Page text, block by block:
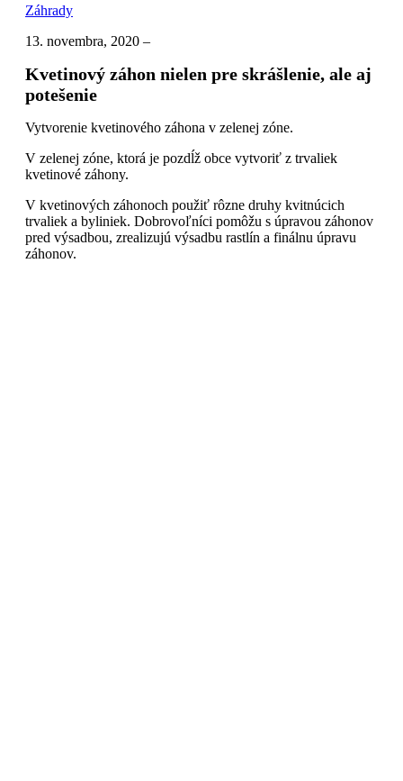
Záhrady
13. novembra, 2020 –
Kvetinový záhon nielen pre skrášlenie, ale aj
potešenie
Vytvorenie kvetinového záhona v zelenej zóne.
V zelenej zóne, ktorá je pozdĺž obce vytvoriť z trvaliek
kvetinové záhony.
V kvetinových záhonoch použiť rôzne druhy kvitnúcich
trvaliek a byliniek. Dobrovoľníci pomôžu s úpravou záhonov
pred výsadbou, zrealizujú výsadbu rastlín a finálnu úpravu
záhonov.